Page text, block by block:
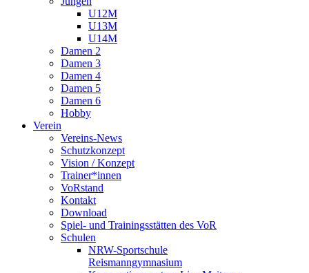
U12M
U13M
U14M
Damen 2
Damen 3
Damen 4
Damen 5
Damen 6
Hobby
Verein
Vereins-News
Schutzkonzept
Vision / Konzept
Trainer*innen
VoRstand
Kontakt
Download
Spiel- und Trainingsstätten des VoR
Schulen
NRW-Sportschule
Reismanngymnasium